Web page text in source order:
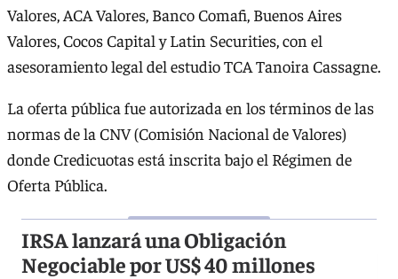
Valores, ACA Valores, Banco Comafi, Buenos Aires
Valores, Cocos Capital y Latin Securities, con el
asesoramiento legal del estudio TCA Tanoira Cassagne.
La oferta pública fue autorizada en los términos de las
normas de la CNV (Comisión Nacional de Valores)
donde Credicuotas está inscrita bajo el Régimen de
Oferta Pública.
IRSA lanzará una Obligación
Negociable por US$ 40 millones